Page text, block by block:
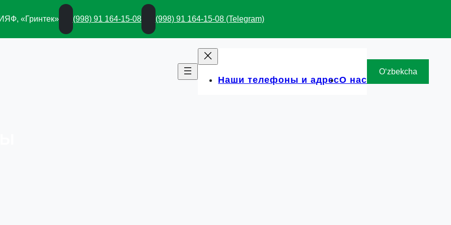
«Гринтек» (998) 91 164-15-08 (998) 91 164-15-08 (Telegram)
Наши телефоны и адресО нас
Oʻzbekcha